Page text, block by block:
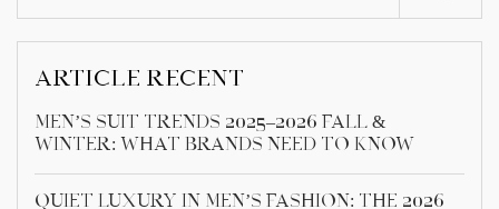
ARTICLE RÉCENT
Men’s Suit Trends 2025–2026 Fall &
Winter: What Brands Need to Know
Quiet Luxury in Men’s Fashion: The 2026